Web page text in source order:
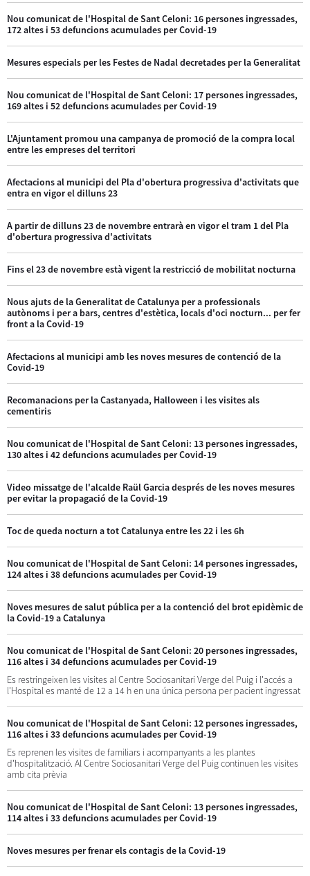
Nou comunicat de l'Hospital de Sant Celoni: 16 persones ingressades,
172 altes i 53 defuncions acumulades per Covid-19
Mesures especials per les Festes de Nadal decretades per la Generalitat
Nou comunicat de l'Hospital de Sant Celoni: 17 persones ingressades,
169 altes i 52 defuncions acumulades per Covid-19
L'Ajuntament promou una campanya de promoció de la compra local
entre les empreses del territori
Afectacions al municipi del Pla d'obertura progressiva d'activitats que
entra en vigor el dilluns 23
A partir de dilluns 23 de novembre entrarà en vigor el tram 1 del Pla
d'obertura progressiva d'activitats
Fins el 23 de novembre està vigent la restricció de mobilitat nocturna
Nous ajuts de la Generalitat de Catalunya per a professionals
autònoms i per a bars, centres d'estètica, locals d'oci nocturn... per fer
front a la Covid-19
Afectacions al municipi amb les noves mesures de contenció de la
Covid-19
Recomanacions per la Castanyada, Halloween i les visites als
cementiris
Nou comunicat de l'Hospital de Sant Celoni: 13 persones ingressades,
130 altes i 42 defuncions acumulades per Covid-19
Video missatge de l'alcalde Raül Garcia després de les noves mesures
per evitar la propagació de la Covid-19
Toc de queda nocturn a tot Catalunya entre les 22 i les 6h
Nou comunicat de l'Hospital de Sant Celoni: 14 persones ingressades,
124 altes i 38 defuncions acumulades per Covid-19
Noves mesures de salut pública per a la contenció del brot epidèmic de
la Covid-19 a Catalunya
Nou comunicat de l'Hospital de Sant Celoni: 20 persones ingressades,
116 altes i 34 defuncions acumulades per Covid-19
Es restringeixen les visites al Centre Sociosanitari Verge del Puig i l'accés a
l'Hospital es manté de 12 a 14 h en una única persona per pacient ingressat
Nou comunicat de l'Hospital de Sant Celoni: 12 persones ingressades,
116 altes i 33 defuncions acumulades per Covid-19
Es reprenen les visites de familiars i acompanyants a les plantes
d'hospitalització. Al Centre Sociosanitari Verge del Puig continuen les visites
amb cita prèvia
Nou comunicat de l'Hospital de Sant Celoni: 13 persones ingressades,
114 altes i 33 defuncions acumulades per Covid-19
Noves mesures per frenar els contagis de la Covid-19